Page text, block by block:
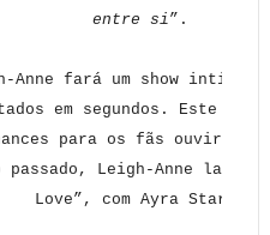
entre si”.
Anne fará um show
em segundos. Este
para os fãs ouvirem a
Leigh-Anne lançou
Love”, com Ayra Starr.